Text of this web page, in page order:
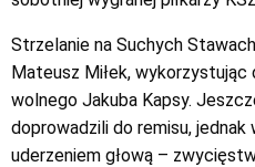
Strzelanie na Suchych
Mateusz Miłek,
wolnego Jakuba Kapsy.
doprowadzili do remisu,
uderzeniem głową –